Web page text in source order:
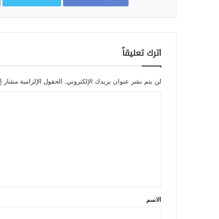
اترك تعليقاً
لن يتم نشر عنوان بريدك الإلكتروني. الحقول الإلزامية مشار
الاسم